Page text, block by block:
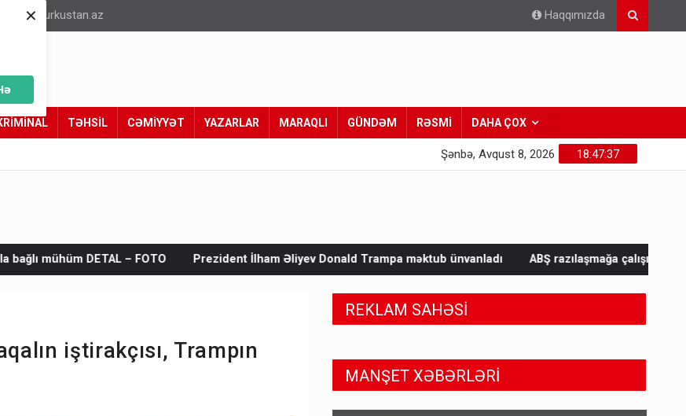
×
info@turkustan.az Haqqımızda
TƏHSİL CƏMİYYƏT YAZARLAR MARAQLI GÜNDƏM RƏSMİ DAHA ÇOX
18:47:39
Şənbə, Avqust 8, 2026
– FOTO Prezident İlham Əliyev Donald Trampa məktub ünvanladı ABŞ razılaşmağa çalışır, Çin rədd edir - Nə baş
iştirakçısı, Trampın
REKLAM SAHƏSİ
MANŞET XƏBƏRLƏRİ